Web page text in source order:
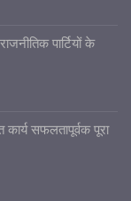
पार्टियों के
सफलतापूर्वक पूरा